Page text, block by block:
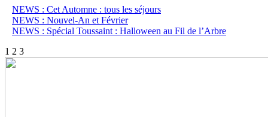
NEWS : Cet Automne : tous les séjours
NEWS : Nouvel-An et Février
NEWS : Spécial Toussaint : Halloween au Fil de l’Arbre
1 2 3